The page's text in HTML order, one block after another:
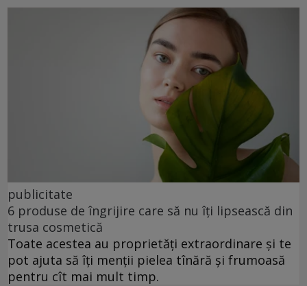
publicitate
6 produse de îngrijire care să nu îți lipsească din
trusa cosmetică
Toate acestea au proprietăți extraordinare și te
pot ajuta să îți menții pielea tînără și frumoasă
pentru cît mai mult timp.